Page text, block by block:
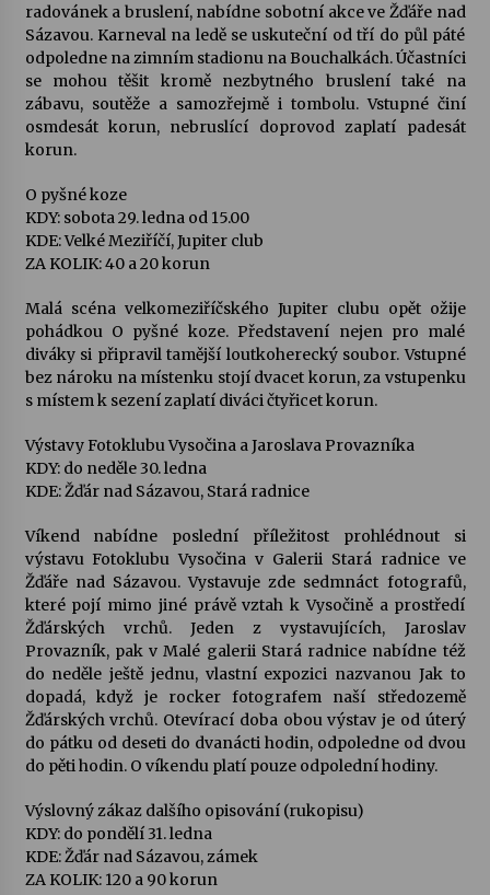
radovánek a bruslení, nabídne sobotní akce ve Žďáře nad
Sázavou. Karneval na ledě se uskuteční od tří do půl páté
odpoledne na zimním stadionu na Bouchalkách. Účastníci
se mohou těšit kromě nezbytného bruslení také na
zábavu, soutěže a samozřejmě i tombolu. Vstupné činí
osmdesát korun, nebruslící doprovod zaplatí padesát
korun.
O pyšné koze
KDY: sobota 29. ledna od 15.00
KDE: Velké Meziříčí, Jupiter club
ZA KOLIK: 40 a 20 korun
Malá scéna velkomeziříčského Jupiter clubu opět ožije
pohádkou O pyšné koze. Představení nejen pro malé
diváky si připravil tamější loutkoherecký soubor. Vstupné
bez nároku na místenku stojí dvacet korun, za vstupenku
s místem k sezení zaplatí diváci čtyřicet korun.
Výstavy Fotoklubu Vysočina a Jaroslava Provazníka
KDY: do neděle 30. ledna
KDE: Žďár nad Sázavou, Stará radnice
Víkend nabídne poslední příležitost prohlédnout si
výstavu Fotoklubu Vysočina v Galerii Stará radnice ve
Žďáře nad Sázavou. Vystavuje zde sedmnáct fotografů,
které pojí mimo jiné právě vztah k Vysočině a prostředí
Žďárských vrchů. Jeden z vystavujících, Jaroslav
Provazník, pak v Malé galerii Stará radnice nabídne též
do neděle ještě jednu, vlastní expozici nazvanou Jak to
dopadá, když je rocker fotografem naší středozemě
Žďárských vrchů. Otevírací doba obou výstav je od úterý
do pátku od deseti do dvanácti hodin, odpoledne od dvou
do pěti hodin. O víkendu platí pouze odpolední hodiny.
Výslovný zákaz dalšího opisování (rukopisu)
KDY: do pondělí 31. ledna
KDE: Žďár nad Sázavou, zámek
ZA KOLIK: 120 a 90 korun